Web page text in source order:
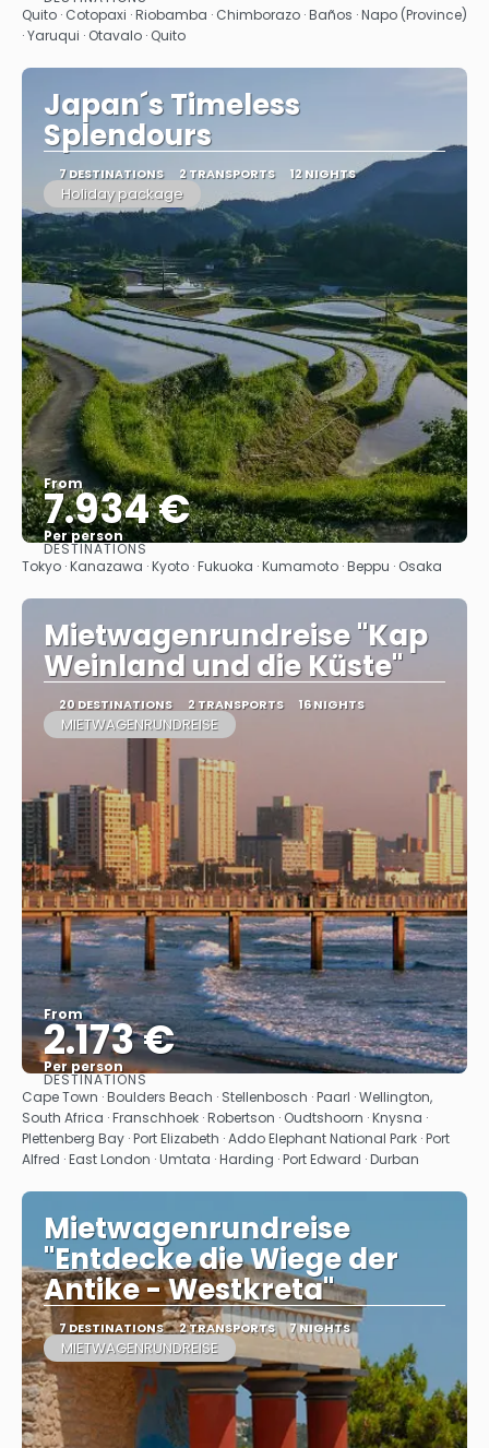
See
Quito · Cotopaxi · Riobamba · Chimborazo · Baños · Napo (Province)
· Yaruqui · Otavalo · Quito
Japan´s Timeless
Splendours
7 DESTINATIONS 2 TRANSPORTS 12 NIGHTS
Holiday package
From
7.934 €
Per person
See
DESTINATIONS
Tokyo · Kanazawa · Kyoto · Fukuoka · Kumamoto · Beppu · Osaka
Mietwagenrundreise "Kap
Weinland und die Küste"
20 DESTINATIONS 2 TRANSPORTS 16 NIGHTS
MIETWAGENRUNDREISE
From
2.173 €
Per person
See
DESTINATIONS
Cape Town · Boulders Beach · Stellenbosch · Paarl · Wellington,
South Africa · Franschhoek · Robertson · Oudtshoorn · Knysna ·
Plettenberg Bay · Port Elizabeth · Addo Elephant National Park · Port
Alfred · East London · Umtata · Harding · Port Edward · Durban
Mietwagenrundreise
"Entdecke die Wiege der
Antike - Westkreta"
7 DESTINATIONS 2 TRANSPORTS 7 NIGHTS
MIETWAGENRUNDREISE